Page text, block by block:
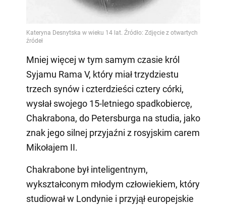
Mniej więcej w tym samym czasie król
Syjamu Rama V, który miał trzydziestu
trzech synów i czterdzieści cztery córki,
wysłał swojego 15-letniego spadkobiercę,
Chakrabona, do Petersburga na studia, jako
znak jego silnej przyjaźni z rosyjskim carem
Mikołajem II.
Chakrabone był inteligentnym,
wykształconym młodym człowiekiem, który
studiował w Londynie i przyjął europejskie